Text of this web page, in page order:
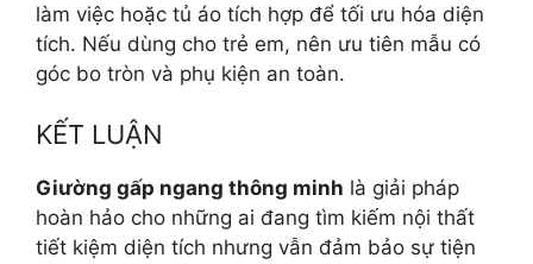
làm việc hoặc tủ áo tích hợp để tối ưu hóa diện
tích. Nếu dùng cho trẻ em, nên ưu tiên mẫu có
góc bo tròn và phụ kiện an toàn.
KẾT LUẬN
Giường gấp ngang thông minh là giải pháp
hoàn hảo cho những ai đang tìm kiếm nội thất
tiết kiệm diện tích nhưng vẫn đảm bảo sự tiện